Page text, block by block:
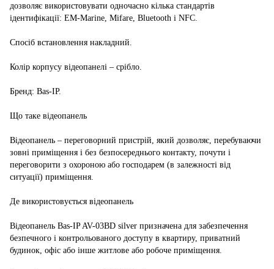
дозволяє використовувати одночасно кілька стандартів
ідентифікації: EM-Marine, Mifare, Bluetooth і NFC.
Спосіб встановлення накладний.
Колір корпусу відеопанелі – срібло.
Бренд: Bas-IP.
Що таке відеопанель
Відеопанель – переговорний пристрій, який дозволяє, перебуваючи
зовні приміщення і без безпосереднього контакту, почути і
переговорити з охороною або господарем (в залежності від
ситуації) приміщення.
Де використовується відеопанель
Відеопанель Bas-IP AV-03BD silver призначена для забезпечення
безпечного і контрольованого доступу в квартиру, приватний
будинок, офіс або інше житлове або робоче приміщення.